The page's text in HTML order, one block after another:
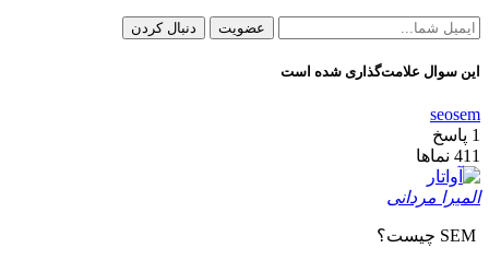
عضویت دنبال کردن
این سوال علامت‌گذاری شده است
seosem
1 پاسخ
411 نماها
المیرا مردانی